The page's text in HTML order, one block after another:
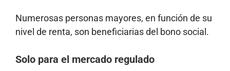
Numerosas personas mayores, en función de su
nivel de renta, son beneficiarias del bono social.
Solo para el mercado regulado